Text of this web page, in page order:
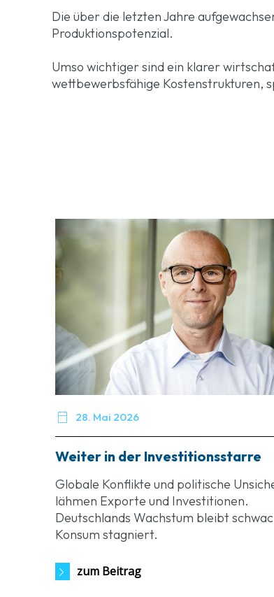
Die über die letzten Jahre
Produktionspotenzial.
Umso wichtiger sind ein klarer
wettbewerbsfähige Kostenstrukturen,
 28. Mai 2026
Weiter in der Investitionsstarre
Globale Konflikte und politische
lähmen Exporte und Investitionen.
Deutschlands Wachstum bleibt
Konsum stagniert.
zum Beitrag